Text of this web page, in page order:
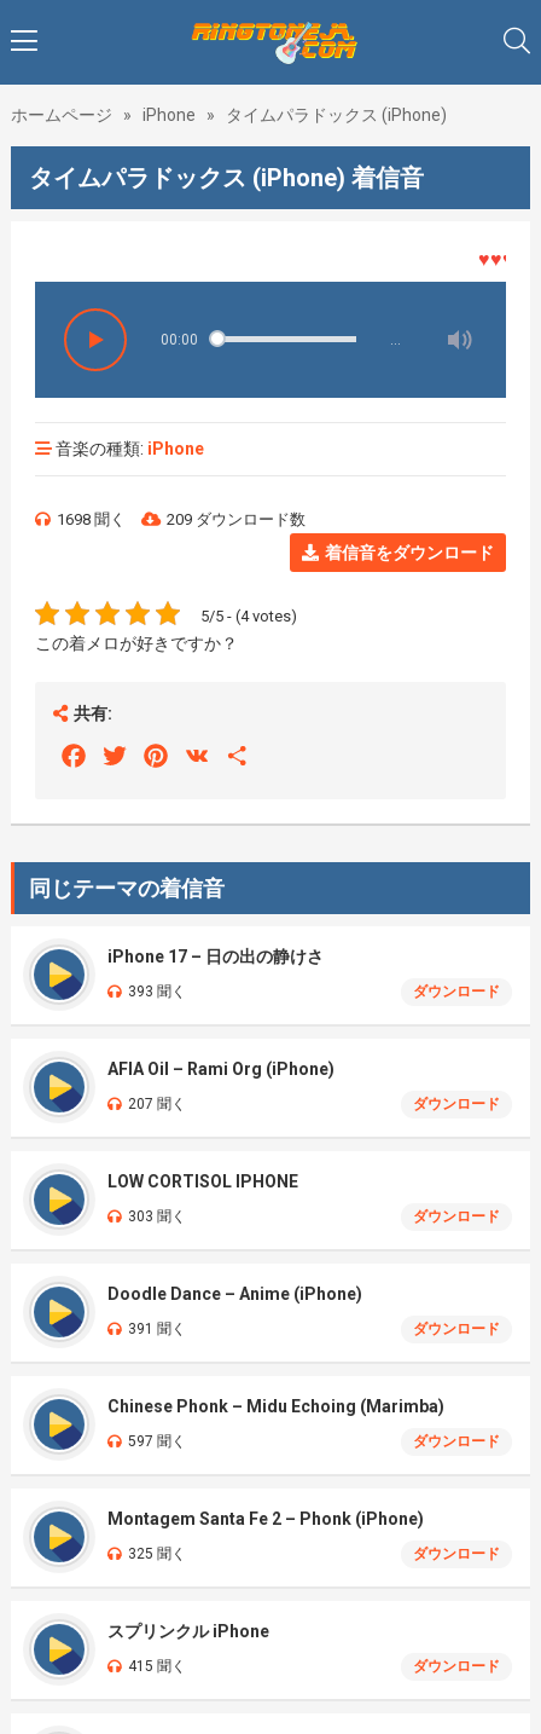
ホームページ » iPhone » タイムパラドックス (iPhone)
タイムパラドックス (iPhone) 着信音
♥♥♥着メ
00:00
音楽の種類: iPhone
1698 聞く 209 ダウンロード数
着信音をダウンロード
5/5 - (4 votes)
この着メロが好きですか？
共有:
FacebookTwitterPinterest
VK
同じテーマの着信音
iPhone 17 – 日の出の静けさ
393 聞く ダウンロード
AFIA Oil – Rami Org (iPhone)
207 聞く ダウンロード
LOW CORTISOL IPHONE
303 聞く ダウンロード
Doodle Dance – Anime (iPhone)
391 聞く ダウンロード
Chinese Phonk – Midu Echoing (Marimba)
597 聞く ダウンロード
Montagem Santa Fe 2 – Phonk (iPhone)
325 聞く ダウンロード
スプリンクル iPhone
415 聞く ダウンロード